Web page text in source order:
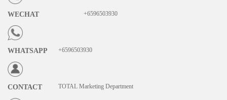
WECHAT +6596503930
WHATSAPP +6596503930
CONTACT TOTAL Marketing Department